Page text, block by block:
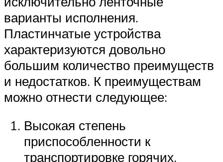
варианты исполнения.
Пластинчатые устройства
характеризуются довольно
большим количество преимуществ
и недостатков. К преимуществам
можно отнести следующее:
Высокая степень
приспособленности к
транспортировке горячих,